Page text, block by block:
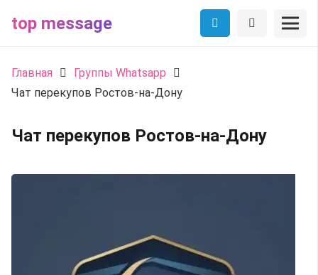
top message
Главная
Группы Whatsapp
Чат перекупов Ростов-на-Дону
Чат перекупов Ростов-на-Дону